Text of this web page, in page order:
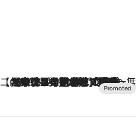
【CREA×星野リゾート】唯一無二。癒しと発見が待つ場所へ
2026.8.7
【トンボの足水浴】ヒノキの香りに包まれて涼感マックス！約13℃の湧水かけ流しを避暑地「星野温泉 トンボの湯」で体験